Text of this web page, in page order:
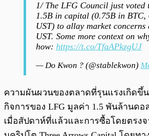
1/ The LFG Council just voted
1.5B in capital (0.75B in BTC,
UST) to allay market concerns
UST. Some more context on
how: https://t.co/TfaAPkzgUJ
— Do Kwon ? (@stablekwon)
ความผันผวนของตลาดที่รุนแรงเกิดขึ้
กิจการของ LFG มูลค่า 1.5 พันล้านดอ
เมื่อสัปดาห์ที่แล้วและการซื้อโดยตรง